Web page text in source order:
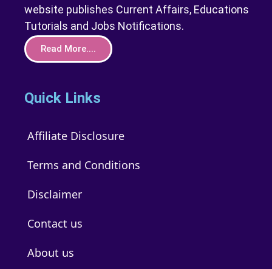
website publishes Current Affairs, Educations
Tutorials and Jobs Notifications.
Read More....
Quick Links
Affiliate Disclosure
Terms and Conditions
Disclaimer
Contact us
About us